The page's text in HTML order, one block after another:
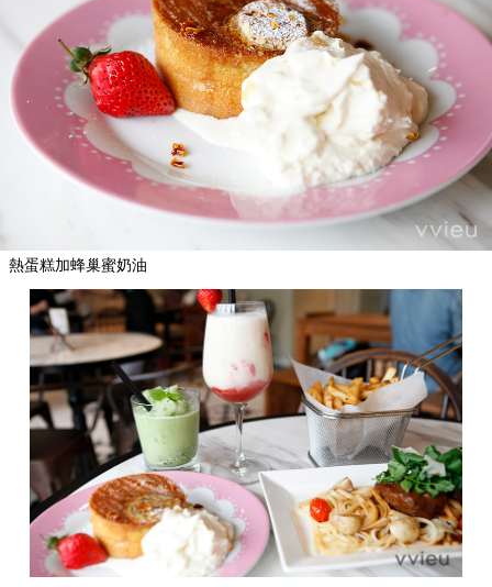
熱蛋糕加蜂巢蜜奶油